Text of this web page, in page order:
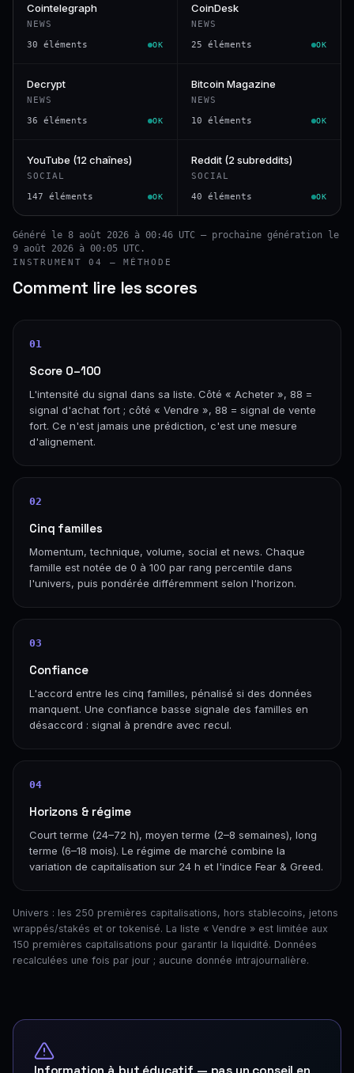
Cointelegraph
NEWS
30 éléments OK
CoinDesk
NEWS
25 éléments OK
Decrypt
NEWS
36 éléments OK
Bitcoin Magazine
NEWS
10 éléments OK
YouTube (12 chaînes)
SOCIAL
147 éléments OK
Reddit (2 subreddits)
SOCIAL
40 éléments OK
Généré le 8 août 2026 à 00:46 UTC — prochaine génération le
9 août 2026 à 00:05 UTC.
INSTRUMENT 04 — MÉTHODE
Comment lire les scores
01
Score 0–100
L'intensité du signal dans sa liste. Côté « Acheter », 88 =
signal d'achat fort ; côté « Vendre », 88 = signal de vente
fort. Ce n'est jamais une prédiction, c'est une mesure
d'alignement.
02
Cinq familles
Momentum, technique, volume, social et news. Chaque
famille est notée de 0 à 100 par rang percentile dans
l'univers, puis pondérée différemment selon l'horizon.
03
Confiance
L'accord entre les cinq familles, pénalisé si des données
manquent. Une confiance basse signale des familles en
désaccord : signal à prendre avec recul.
04
Horizons & régime
Court terme (24–72 h), moyen terme (2–8 semaines), long
terme (6–18 mois). Le régime de marché combine la
variation de capitalisation sur 24 h et l'indice Fear & Greed.
Univers : les 250 premières capitalisations, hors stablecoins, jetons
wrappés/stakés et or tokenisé. La liste « Vendre » est limitée aux
150 premières capitalisations pour garantir la liquidité. Données
recalculées une fois par jour ; aucune donnée intrajournalière.